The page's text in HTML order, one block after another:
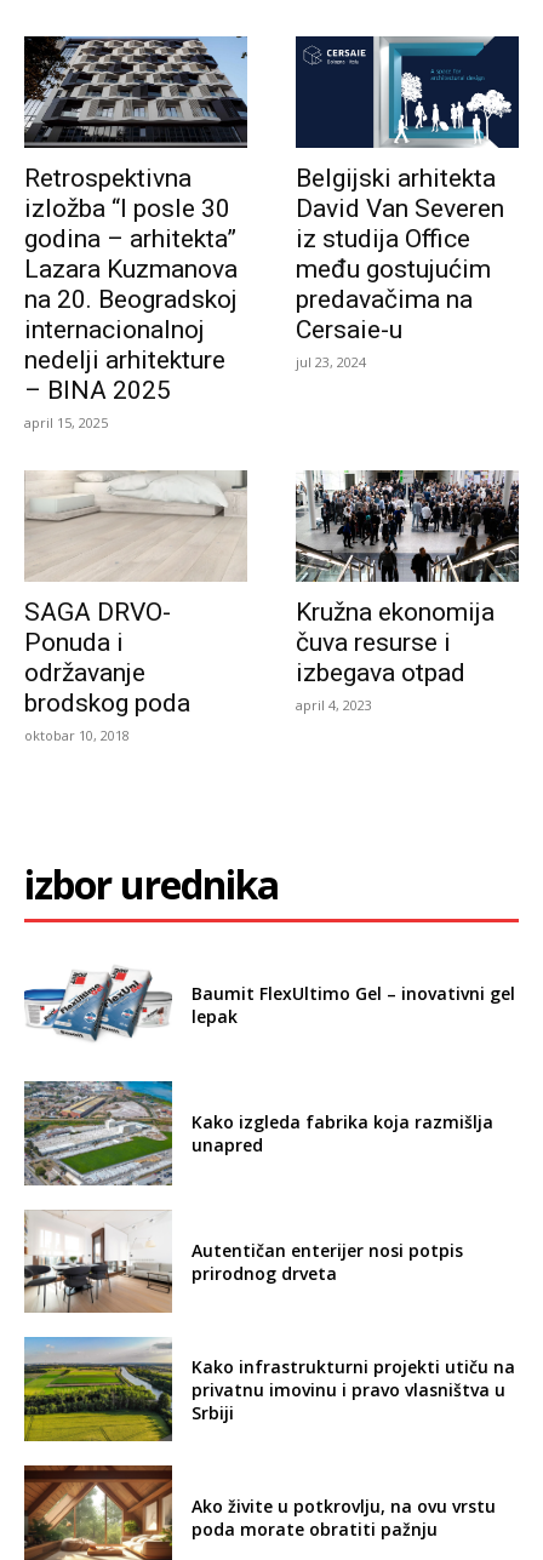
Retrospektivna
izložba “I posle 30
godina – arhitekta”
Lazara Kuzmanova
na 20. Beogradskoj
internacionalnoj
nedelji arhitekture
– BINA 2025
april 15, 2025
Belgijski arhitekta
David Van Severen
iz studija Office
među gostujućim
predavačima na
Cersaie-u
jul 23, 2024
SAGA DRVO-
Ponuda i
održavanje
brodskog poda
oktobar 10, 2018
Kružna ekonomija
čuva resurse i
izbegava otpad
april 4, 2023
izbor urednika
Baumit FlexUltimo Gel – inovativni gel
lepak
Kako izgleda fabrika koja razmišlja
unapred
Autentičan enterijer nosi potpis
prirodnog drveta
Kako infrastrukturni projekti utiču na
privatnu imovinu i pravo vlasništva u
Srbiji
Ako živite u potkrovlju, na ovu vrstu
poda morate obratiti pažnju